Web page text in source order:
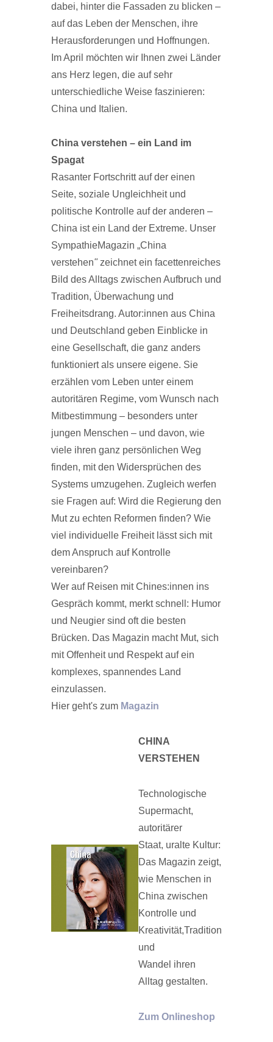
dabei, hinter die Fassaden zu blicken –
auf das Leben der Menschen, ihre
Herausforderungen und Hoffnungen.
Im April möchten wir Ihnen zwei Länder
ans Herz legen, die auf sehr
unterschiedliche Weise faszinieren:
China und Italien.
China verstehen – ein Land im
Spagat
Rasanter Fortschritt auf der einen
Seite, soziale Ungleichheit und
politische Kontrolle auf der anderen –
China ist ein Land der Extreme. Unser
SympathieMagazin „China
verstehen"zeichnet ein facettenreiches
Bild des Alltags zwischen Aufbruch und
Tradition, Überwachung und
Freiheitsdrang. Autor:innen aus China
und Deutschland geben Einblicke in
eine Gesellschaft, die ganz anders
funktioniert als unsere eigene. Sie
erzählen vom Leben unter einem
autoritären Regime, vom Wunsch nach
Mitbestimmung – besonders unter
jungen Menschen – und davon, wie
viele ihren ganz persönlichen Weg
finden, mit den Widersprüchen des
Systems umzugehen. Zugleich werfen
sie Fragen auf: Wird die Regierung den
Mut zu echten Reformen finden? Wie
viel individuelle Freiheit lässt sich mit
dem Anspruch auf Kontrolle
vereinbaren?
Wer auf Reisen mit Chines:innen ins
Gespräch kommt, merkt schnell: Humor
und Neugier sind oft die besten
Brücken. Das Magazin macht Mut, sich
mit Offenheit und Respekt auf ein
komplexes, spannendes Land
einzulassen.
Hier geht's zum Magazin
CHINA
VERSTEHEN
Technologische
Supermacht,
autoritärer
Staat, uralte Kultur:
Das Magazin zeigt,
wie Menschen in
China zwischen
Kontrolle und
Kreativität,Tradition
und
Wandel ihren
Alltag gestalten.
Zum Onlineshop